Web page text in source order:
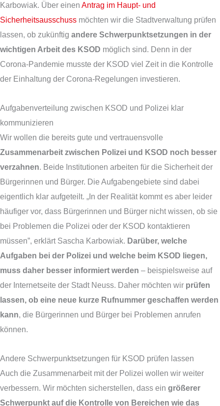
Karbowiak. Über einen Antrag im Haupt- und
Sicherheitsausschuss möchten wir die Stadtverwaltung prüfen
lassen, ob zukünftig andere Schwerpunktsetzungen in der
wichtigen Arbeit des KSOD möglich sind. Denn in der
Corona-Pandemie musste der KSOD viel Zeit in die Kontrolle
der Einhaltung der Corona-Regelungen investieren.
Aufgabenverteilung zwischen KSOD und Polizei klar
kommunizieren
Wir wollen die bereits gute und vertrauensvolle
Zusammenarbeit zwischen Polizei und KSOD noch besser
verzahnen. Beide Institutionen arbeiten für die Sicherheit der
Bürgerinnen und Bürger. Die Aufgabengebiete sind dabei
eigentlich klar aufgeteilt. „In der Realität kommt es aber leider
häufiger vor, dass Bürgerinnen und Bürger nicht wissen, ob sie
bei Problemen die Polizei oder der KSOD kontaktieren
müssen”, erklärt Sascha Karbowiak. Darüber, welche
Aufgaben bei der Polizei und welche beim KSOD liegen,
muss daher besser informiert werden – beispielsweise auf
der Internetseite der Stadt Neuss. Daher möchten wir prüfen
lassen, ob eine neue kurze Rufnummer geschaffen werden
kann, die Bürgerinnen und Bürger bei Problemen anrufen
können.
Andere Schwerpunktsetzungen für KSOD prüfen lassen
Auch die Zusammenarbeit mit der Polizei wollen wir weiter
verbessern. Wir möchten sicherstellen, dass ein größerer
Schwerpunkt auf die Kontrolle von Bereichen wie das